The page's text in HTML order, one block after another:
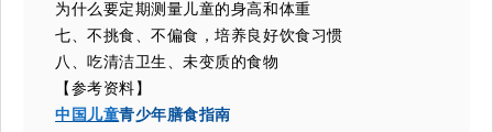
为什么要定期测量儿童的身高和体重
七、不挑食、不偏食，培养良好饮食习惯
八、吃清洁卫生、未变质的食物
【参考资料】
中国儿童青少年膳食指南